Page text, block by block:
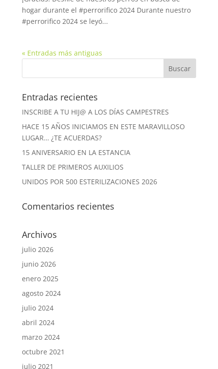
hogar durante el #perrorifico 2024 Durante nuestro
#perrorifico 2024 se leyó...
« Entradas más antiguas
Entradas recientes
INSCRIBE A TU HIJ@ A LOS DÍAS CAMPESTRES
HACE 15 AÑOS INICIAMOS EN ESTE MARAVILLOSO
LUGAR… ¿TE ACUERDAS?
15 ANIVERSARIO EN LA ESTANCIA
TALLER DE PRIMEROS AUXILIOS
UNIDOS POR 500 ESTERILIZACIONES 2026
Comentarios recientes
Archivos
julio 2026
junio 2026
enero 2025
agosto 2024
julio 2024
abril 2024
marzo 2024
octubre 2021
julio 2021